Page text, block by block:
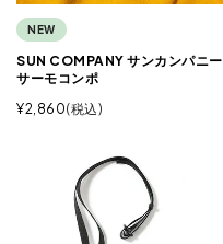
NEW
SUN COMPANY サンカンパニー
サーモコンポ
¥2,860 税込